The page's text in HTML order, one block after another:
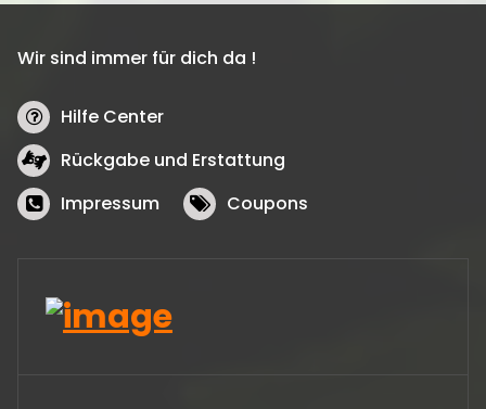
Wir sind immer für dich da !
Hilfe Center
Rückgabe und Erstattung
Impressum
Coupons